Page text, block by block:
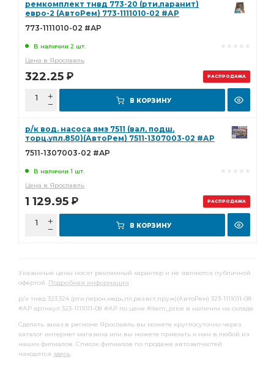
РАСПРОДАЖА
ремкомплект тнвд 773-20 (рти,паранит)
евро-2 (АвтоРем) 773-1111010-02 #АР
773-1111010-02 #АР
В наличии 2 шт.
Цена в Ярославль
322.25 Р
В КОРЗИНУ
РАСПРОДАЖА
р/к вод. насоса ямз 7511 (вал, подш,
торц.упл.850)(АвтоРем) 7511-1307003-02 #АР
7511-1307003-02 #АР
В наличии 1 шт.
Цена в Ярославль
1 129.95 Р
В КОРЗИНУ
Указанные цены носят рекламный характер и не являются публичной
офертой. Подробная информация
р/к тнвд 323,324 (рти,перон,медь,пл,рез.вст,пруж)(АвтоРем) 323-1111011-08
#АР артикул 323-1111011-08 #АР по цене #item_price в наличии на складе.
Сделать заказ в регионе Ярославль вы можете круглосуточно через
каталог интернет магазина или вы можете приехать к нам в любой из
наших филиалов. Список филиалов по продаже автозапчастей
находятся здесь.